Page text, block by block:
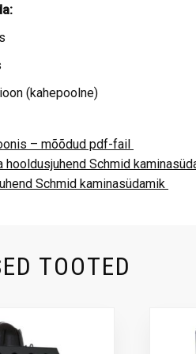
(kahepoolne)
– mõõdud pdf-fail
hooldusjuhend Schmid
Schmid kaminasüdamik
TOOTED